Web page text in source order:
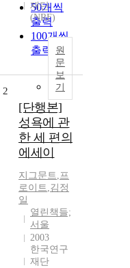
50개씩
출력
100개씩
출력
재단
(NRF)
원
문
보
기
2
[단행본]
성욕에 관
한 세 편의
에세이
지그문트,프
로이트,김정
일
열린책들;
서울
2003
한국연구
재단